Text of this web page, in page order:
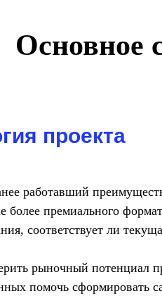
Основное
проекта
работавший
более премиального
соответствует ли
рыночный потенциал
помочь сформировать